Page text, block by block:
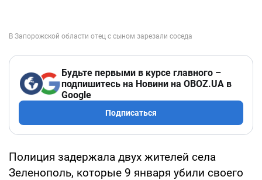
Будьте первыми в курсе главного –
подпишитесь на Новини на OBOZ.UA в
Google
Подписаться
Полиция задержала двух жителей села
Зеленополь, которые 9 января убили своего